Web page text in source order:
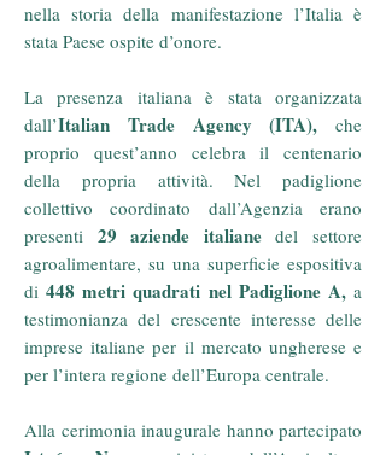
nella storia della manifestazione l’Italia è
stata Paese ospite d’onore.
La presenza italiana è stata organizzata
dall’Italian Trade Agency (ITA), che
proprio quest’anno celebra il centenario
della propria attività. Nel padiglione
collettivo coordinato dall’Agenzia erano
presenti 29 aziende italianedel settore
agroalimentare, su una superficie espositiva
di448 metri quadrati nel Padiglione A,a
testimonianza del crescente interesse delle
imprese italiane per il mercato ungherese e
per l’intera regione dell’Europa centrale.
Alla cerimonia inaugurale hanno partecipato